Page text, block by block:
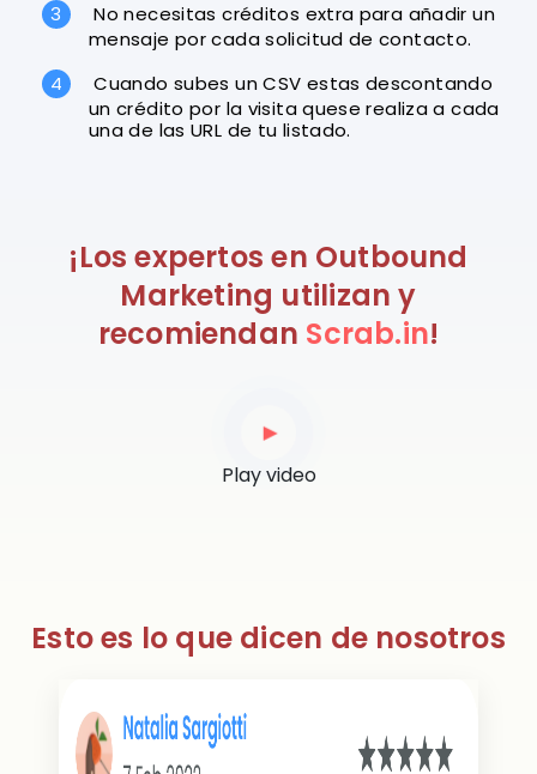
No necesitas créditos extra para añadir un
mensaje por cada solicitud de contacto.
Cuando subes un CSV estas descontando
un crédito por la visita quese realiza a cada
una de las URL de tu listado.
¡Los expertos en Outbound
Marketing utilizan y
recomiendan Scrab.in!
►
Play video
Esto es lo que dicen de nosotros